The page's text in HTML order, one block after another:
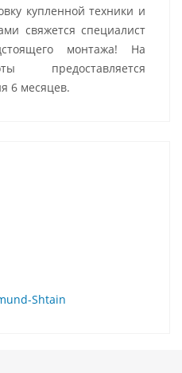
купленной техники и
свяжется специалист
монтажа! На
предоставляется
6 месяцев.
Shtain